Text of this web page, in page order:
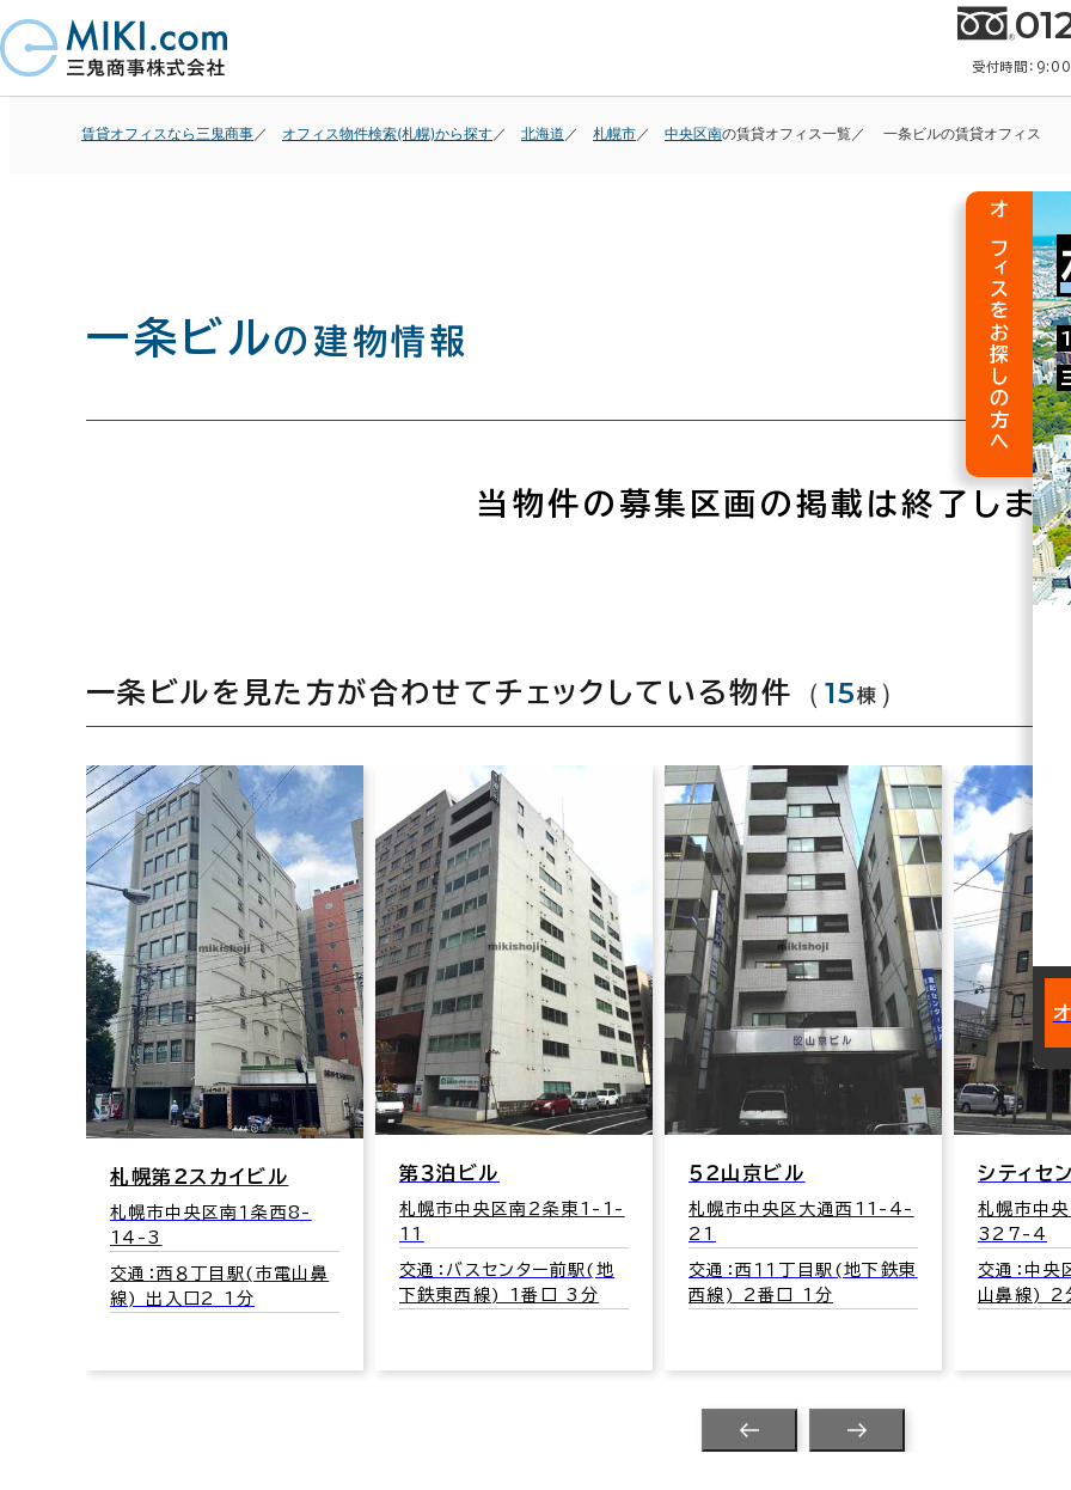
受付時間：
賃貸オフィスなら三鬼商事 オフィス物件検索(札幌)から探す 北海道 札幌市 中央区南の賃貸オフィス一覧 一条ビルの賃貸オフィス
一条ビルの建物情報
当物件の募集区画の掲載は終了しまし
一条ビルを見た方が合わせてチェックしている物件 （ 15棟 ）
札幌第２スカイビル
札幌市中央区南１条西8-
14-3
交通：西８丁目駅(市電山鼻
線) 出入口2 1分
第３泊ビル
札幌市中央区南２条東1-1-
11
交通：バスセンター前駅(地
下鉄東西線) 1番口 3分
５２山京ビル
札幌市中央区大通西11-4-
21
交通：西１１丁目駅(地下鉄東
西線) 2番口 1分
シティセ
札幌市中
327-4
交通：中
山鼻線) 2
オフィスをお探しの方へ